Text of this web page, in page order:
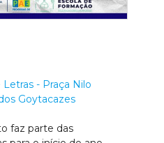
- Praça Nilo
Goytacazes
faz parte das